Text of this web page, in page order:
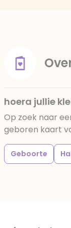
hoera jullie
Op zoek naar
geboren kaart
Geboorte